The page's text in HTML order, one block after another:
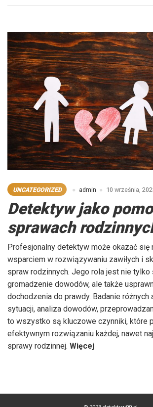
UNCATEGORIZED admin 10 września,
Detektyw jako
sprawach
Profesjonalny detektyw może okazać się
wsparciem w rozwiązywaniu zawiłych i
spraw rodzinnych. Jego rola jest nie
gromadzenie dowodów, ale także
dochodzenia do prawdy. Badanie różnych
sytuacji, analiza dowodów,
to wszystko są kluczowe czynniki, które
efektywnym rozwiązaniu każdej, nawet
sprawy rodzinnej. Więcej„Detektyw
sprawach